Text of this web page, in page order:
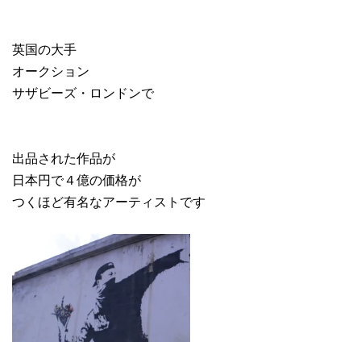
英国の大手
オークション
サザビーズ・ロンドンで
出品された作品が
日本円で４億の価格が
つくほど有名なアーティストです